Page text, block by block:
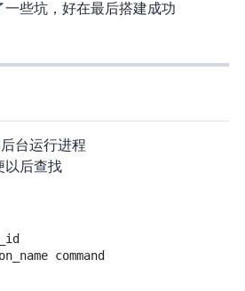
些坑，好在最后搭建成功
后台运行进程
以后查找
command